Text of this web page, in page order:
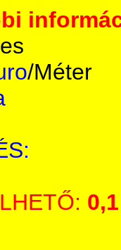
/Méter
0,1